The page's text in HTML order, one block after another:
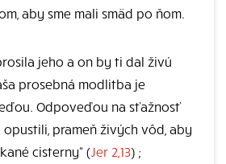
aby sme mali smäd po ňom.
jeho a on by ti dal živú
prosebná modlitba je
Odpoveďou na sťažnosť
opustili, prameň živých vôd, aby
cisterny“ ( Jer 2,13) ;